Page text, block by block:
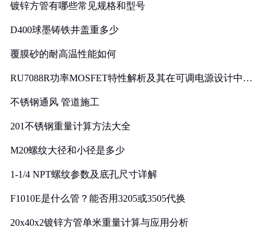
镀锌方管有哪些常见规格和型号
D400球墨铸铁井盖重多少
覆膜砂的耐高温性能如何
RU7088R功率MOSFET特性解析及其在可调电源设计中的
不锈钢通风 管道施工
201不锈钢重量计算方法大全
M20螺纹大径和小径是多少
1-1/4 NPT螺纹参数及底孔尺寸详解
F1010E是什么管？能否用3205或3505代换
20x40x2镀锌方管单米重量计算与应用分析